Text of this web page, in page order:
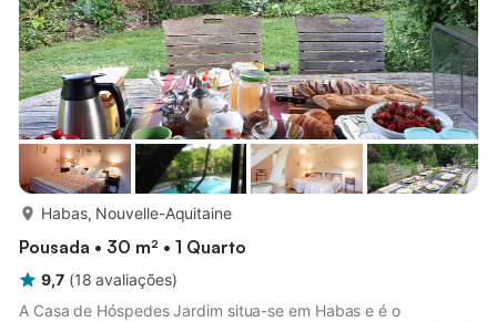
Habas, Nouvelle-Aquitaine
Pousada • 30 m² • 1 Quarto
9,7 (18 avaliações)
A Casa de Hóspedes Jardim situa-se em Habas e é o